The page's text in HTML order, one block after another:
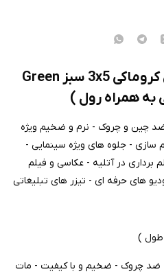
حرفه ای ترین و بهترین کروماکی 3x5 سبز Green
)
ضد چین و چروک - نرم و ضخیم ویژه
سازی - جلوه های ویژه سینمایی -
برداری در آتلیه - عکاسی و فیلم
های حرفه ای - تیزر های تبلیغاتی
- ضد چروک - ضخیم و با کیفیت - مات